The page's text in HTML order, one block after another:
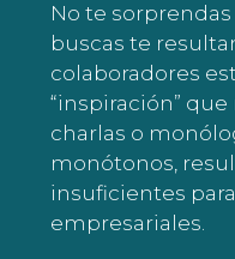
No te
buscas te
colaboradores
“inspiración”
charlas o
monótonos,
insuficientes
empresariales.